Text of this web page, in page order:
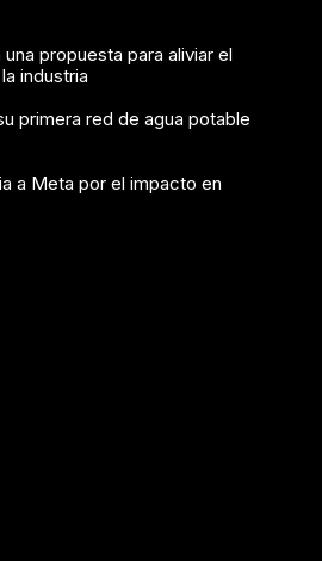
propuesta para aliviar el
industria
primera red de agua potable
a Meta por el impacto en